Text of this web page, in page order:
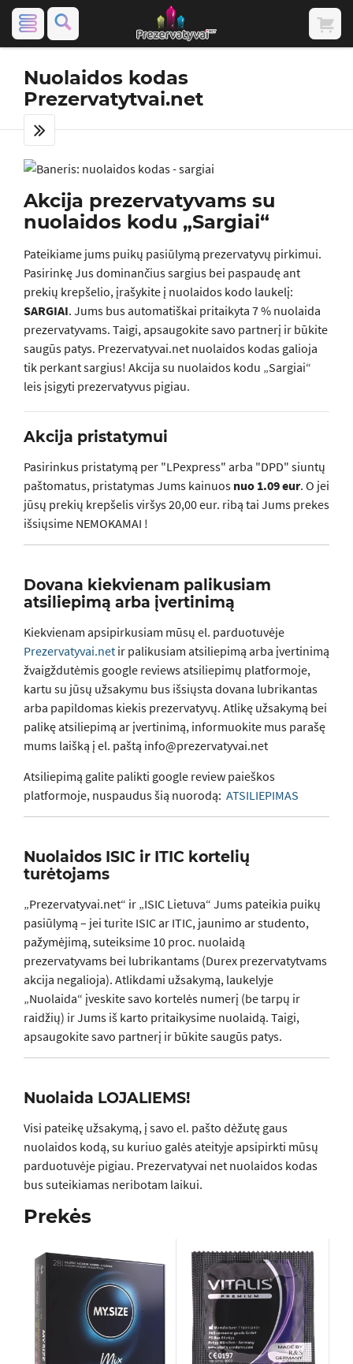
Nuolaidos kodas
Prezervatytvai.net
Akcija prezervatyvams su
nuolaidos kodu „Sargiai“
Pateikiame jums puikų pasiūlymą prezervatyvų pirkimui.
Pasirinkę Jus dominančius sargius bei paspaudę ant
prekių krepšelio, įrašykite į nuolaidos kodo laukelį:
SARGIAI. Jums bus automatiškai pritaikyta 7 % nuolaida
prezervatyvams. Taigi, apsaugokite savo partnerį ir būkite
saugūs patys. Prezervatyvai.net nuolaidos kodas galioja
tik perkant sargius! Akcija su nuolaidos kodu „Sargiai“
leis įsigyti prezervatyvus pigiau.
Akcija pristatymui
Pasirinkus pristatymą per "LPexpress" arba "DPD" siuntų
paštomatus, pristatymas Jums kainuos nuo 1.09 eur. O jei
jūsų prekių krepšelis viršys 20,00 eur. ribą tai Jums prekes
išsiųsime NEMOKAMAI !
Dovana kiekvienam palikusiam
atsiliepimą arba įvertinimą
Kiekvienam apsipirkusiam mūsų el. parduotuvėje
Prezervatyvai.net ir palikusiam atsiliepimą arba įvertinimą
žvaigždutėmis google reviews atsiliepimų platformoje,
kartu su jūsų užsakymu bus išsiųsta dovana lubrikantas
arba papildomas kiekis prezervatyvų. Atlikę užsakymą bei
palikę atsiliepimą ar įvertinimą, informuokite mus parašę
mums laišką į el. paštą info@prezervatyvai.net
Atsiliepimą galite palikti google review paieškos
platformoje, nuspaudus šią nuorodą: ATSILIEPIMAS
Nuolaidos ISIC ir ITIC kortelių
turėtojams
„Prezervatyvai.net“ ir „ISIC Lietuva“ Jums pateikia puikų
pasiūlymą – jei turite ISIC ar ITIC, jaunimo ar studento,
pažymėjimą, suteiksime 10 proc. nuolaidą
prezervatyvams bei lubrikantams (Durex prezervatytvams
akcija negalioja). Atlikdami užsakymą, laukelyje
„Nuolaida“ įveskite savo kortelės numerį (be tarpų ir
raidžių) ir Jums iš karto pritaikysime nuolaidą. Taigi,
apsaugokite savo partnerį ir būkite saugūs patys.
Nuolaida LOJALIEMS!
Visi pateikę užsakymą, į savo el. pašto dėžutę gaus
nuolaidos kodą, su kuriuo galės ateityje apsipirkti mūsų
parduotuvėje pigiau. Prezervatyvai net nuolaidos kodas
bus suteikiamas neribotam laikui.
Prekės